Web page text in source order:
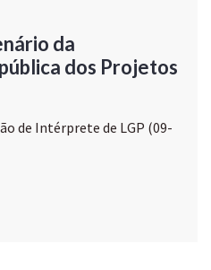
da
dos Projetos
de Intérprete de LGP (09-